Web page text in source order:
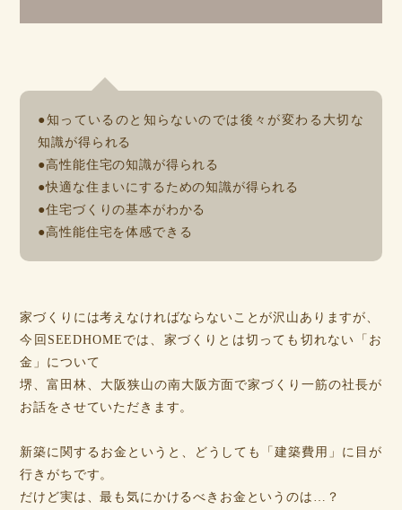
●知っているのと知らないのでは後々が変わる大切な
知識が得られる
●高性能住宅の知識が得られる
●快適な住まいにするための知識が得られる
●住宅づくりの基本がわかる
●高性能住宅を体感できる
家づくりには考えなければならないことが沢山ありますが、
今回SEEDHOMEでは、家づくりとは切っても切れない「お
金」について
堺、富田林、大阪狭山の南大阪方面で家づくり一筋の社長が
お話をさせていただきます。
新築に関するお金というと、どうしても「建築費用」に目が
行きがちです。
だけど実は、最も気にかけるべきお金というのは…？